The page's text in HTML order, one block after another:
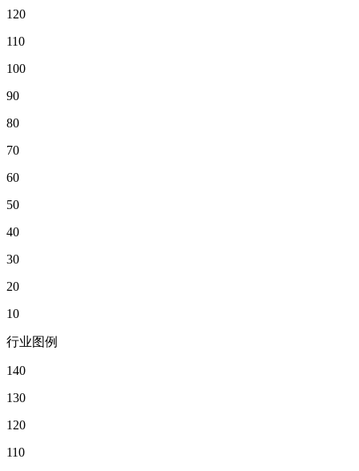
120
110
100
90
80
70
60
50
40
30
20
10
行业图例
140
130
120
110